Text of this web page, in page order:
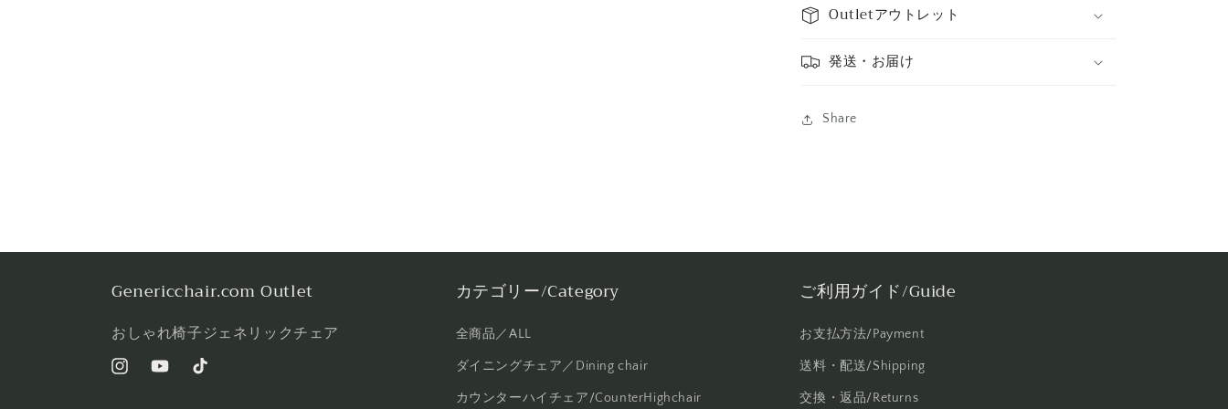
Outletアウトレット
発送・お届け
Share
Genericchair.com Outlet
おしゃれ椅子ジェネリックチェア
InstagramYouTubeTikTok
カテゴリー/Category
全商品／ALL
ダイニングチェア／Dining chair
カウンターハイチェア/CounterHighchair
ご利用ガイド/Guide
お支払方法/Payment
送料・配送/Shipping
交換・返品/Returns